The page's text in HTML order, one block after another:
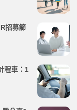
招募篩
程車：1